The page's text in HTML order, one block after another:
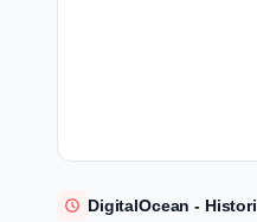
DigitalOcean -